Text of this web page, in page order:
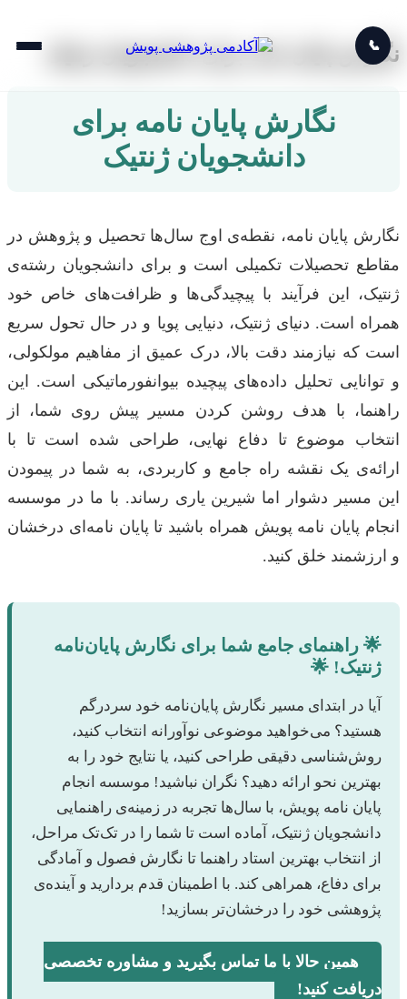
📞
نگارش پایان نامه برای دانشجویان ژنتیک
نگارش پایان نامه برای
دانشجویان ژنتیک
نگارش پایان نامه، نقطه‌ی اوج سال‌ها تحصیل و پژوهش در
مقاطع تحصیلات تکمیلی است و برای دانشجویان رشته‌ی
ژنتیک، این فرآیند با پیچیدگی‌ها و ظرافت‌های خاص خود
همراه است. دنیای ژنتیک، دنیایی پویا و در حال تحول سریع
است که نیازمند دقت بالا، درک عمیق از مفاهیم مولکولی،
و توانایی تحلیل داده‌های پیچیده بیوانفورماتیکی است. این
راهنما، با هدف روشن کردن مسیر پیش روی شما، از
انتخاب موضوع تا دفاع نهایی، طراحی شده است تا با
ارائه‌ی یک نقشه راه جامع و کاربردی، به شما در پیمودن
این مسیر دشوار اما شیرین یاری رساند. با ما در موسسه
انجام پایان نامه پویش همراه باشید تا پایان نامه‌ای درخشان
و ارزشمند خلق کنید.
🌟 راهنمای جامع شما برای نگارش پایان‌نامه
ژنتیک! 🌟
آیا در ابتدای مسیر نگارش پایان‌نامه خود سردرگم
هستید؟ می‌خواهید موضوعی نوآورانه انتخاب کنید،
روش‌شناسی دقیقی طراحی کنید، یا نتایج خود را به
بهترین نحو ارائه دهید؟ نگران نباشید! موسسه انجام
پایان نامه پویش، با سال‌ها تجربه در زمینه‌ی راهنمایی
دانشجویان ژنتیک، آماده است تا شما را در تک‌تک مراحل،
از انتخاب بهترین استاد راهنما تا نگارش فصول و آمادگی
برای دفاع، همراهی کند. با اطمینان قدم بردارید و آینده‌ی
پژوهشی خود را درخشان‌تر بسازید!
همین حالا با ما تماس بگیرید و مشاوره تخصصی
دریافت کنید!